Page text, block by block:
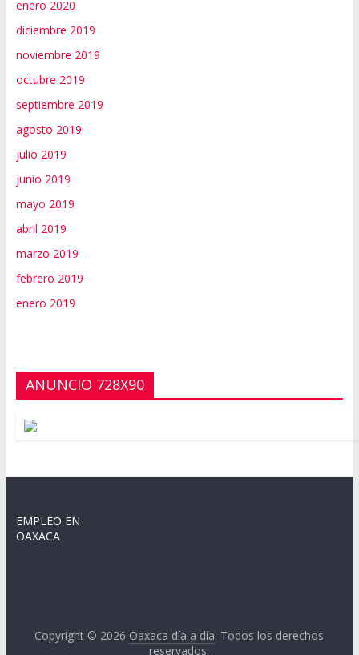
enero 2020
diciembre 2019
noviembre 2019
octubre 2019
septiembre 2019
agosto 2019
julio 2019
junio 2019
mayo 2019
abril 2019
marzo 2019
febrero 2019
enero 2019
ANUNCIO 728X90
EMPLEO EN
OAXACA
Copyright © 2026 Oaxaca día a día. Todos los derechos
reservados.